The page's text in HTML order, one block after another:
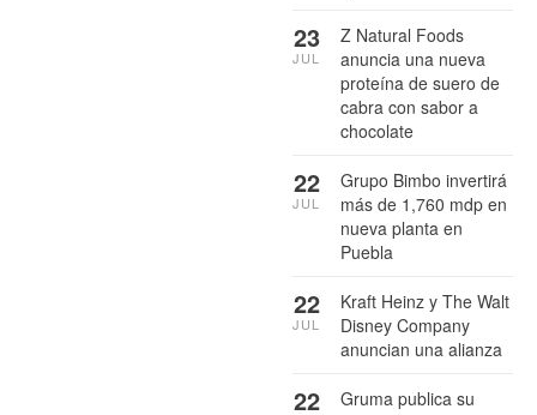
Z Natural Foods
anuncia una nueva
proteína de suero de
cabra con sabor a
chocolate
23
JUL
Grupo Bimbo invertirá
más de 1,760 mdp en
nueva planta en
Puebla
22
JUL
Kraft Heinz y The Walt
Disney Company
anuncian una alianza
22
JUL
Gruma publica su
22